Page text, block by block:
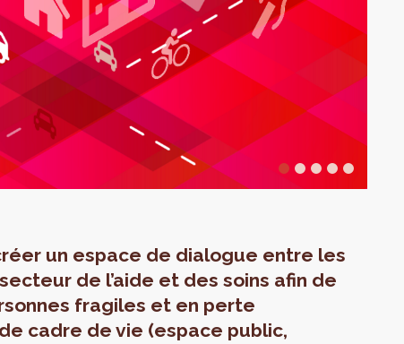
un espace de dialogue entre les
de l’aide et des soins afin de
fragiles et en perte
cadre de vie (espace public,